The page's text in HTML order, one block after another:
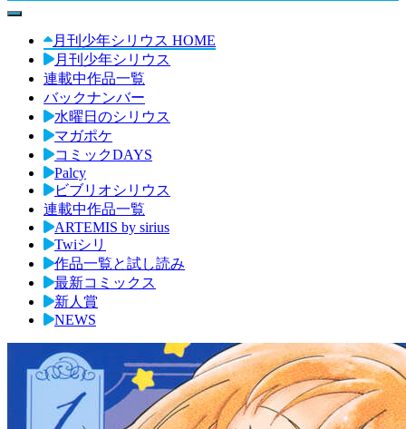
toggle navigation
月刊少年シリウス HOME
月刊少年シリウス
連載中作品一覧
バックナンバー
水曜日のシリウス
マガポケ
コミックDAYS
Palcy
ビブリオシリウス
連載中作品一覧
ARTEMIS by sirius
Twiシリ
作品一覧と試し読み
最新コミックス
新人賞
NEWS